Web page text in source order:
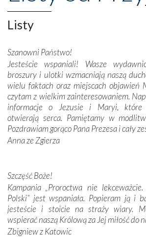
Opatrznościową pomoc w
niepodległość kraju. Zachwyt budziła
misterna architektura tych
połączenie talentów z
budowniczych.
Podążyliśmy też śladami fatimskich
dos Santos oraz świętych Hiacynty i
Modliliśmy się przy ich grobach.
Krzyżową w ich rodzinnych
domy, w których żyli.
Darczyńców w ramach akcji „Twoje
Podczas tej kilkudniowej wyprawy
spotykaliśmy się z
Portugalczyków. Podziwialiśmy
zwyczaje. Mimo że nasze kraje są
oddalone, w żaden sposób nie
Listy
Szanowni Państwo!
Jesteście wspaniali! Wasze
broszury i ulotki wzmacniają naszą
wielu faktach oraz miejscach objawień
czytam z wielkim zainteresowaniem.
informacje o Jezusie i Maryi, które
otwierają serca. Pamiętamy w
Pozdrawiam gorąco Pana Prezesa i cały
Anna ze Zgierza
Szczęść Boże!
Kampania „Proroctwa nie
Polski” jest wspaniała. Popieram ją i
jesteście i stoicie na straży wiary.
wspierać naszą Królową za Jej miłość do
Zbigniew z Katowic